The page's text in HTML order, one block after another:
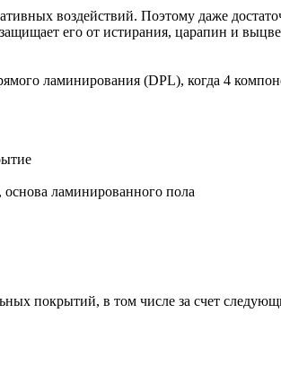
воздействий. Поэтому даже
его от истирания, царапин и
ламинирования (DPL), когда 4
ламинированного пола
покрытий, в том числе за счет